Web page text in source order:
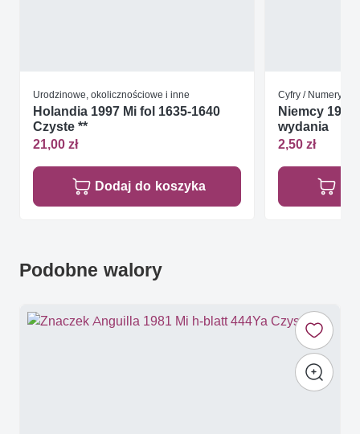
Urodzinowe, okolicznościowe i inne
Holandia 1997 Mi fol 1635-1640
Czyste **
21,00 zł
Dodaj do koszyka
Cyfry / Numery /
Niemcy
wydania
2,50 zł
Podobne walory